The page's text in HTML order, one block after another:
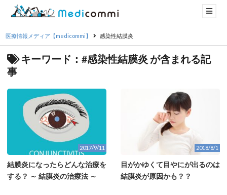
医療情報メディア【medicommi】 感染性結膜炎
キーワード：#感染性結膜炎 が含まれる記
事
2017/9/11
結膜炎になったらどんな治療を
する？ ～ 結膜炎の治療法 ～
2018/8/1
目がかゆくて目やにが出るのは
結膜炎が原因かも？？